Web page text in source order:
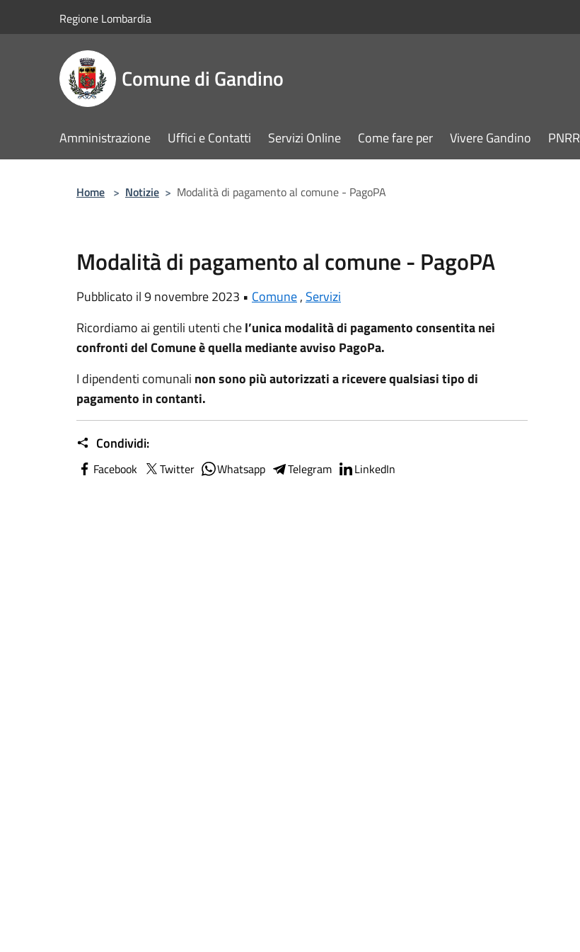
Regione Lombardia
Comune di Gandino
Amministrazione Uffici e Contatti Servizi Online Come fare per Vivere Gandino PNRR
Home > Notizie > Modalità di pagamento al comune - PagoPA
Modalità di pagamento al comune - PagoPA
Pubblicato il 9 novembre 2023 • Comune, Servizi
Ricordiamo ai gentili utenti chel’unica modalità di pagamento consentita nei
confronti del Comune è quella mediante avviso PagoPa.
I dipendenti comunali non sono più autorizzati a riceverequalsiasi tipo di
pagamento in contanti.
Condividi:
Facebook Twitter Whatsapp Telegram LinkedIn